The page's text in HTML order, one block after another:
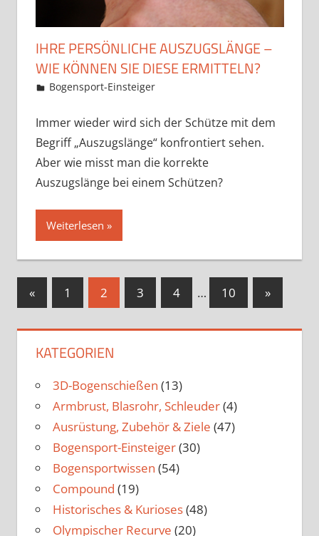
IHRE PERSÖNLICHE AUSZUGSLÄNGE –
WIE KÖNNEN SIE DIESE ERMITTELN?
28. März 2021
Martina Berg
Bogensport-Einsteiger
Immer wieder wird sich der Schütze mit dem
Begriff „Auszugslänge“ konfrontiert sehen.
Aber wie misst man die korrekte
Auszugslänge bei einem Schützen?
Weiterlesen
Seitennummerierung
Beiträge
«Vorherige
Beiträge
1 2 3 4 … 10
Nächste
Beiträge
»
KATEGORIEN
3D-Bogenschießen (13)
Armbrust, Blasrohr, Schleuder(4)
Ausrüstung, Zubehör & Ziele (47)
Bogensport-Einsteiger(30)
Bogensportwissen (54)
Compound (19)
Historisches & Kurioses(48)
Olympischer Recurve (20)